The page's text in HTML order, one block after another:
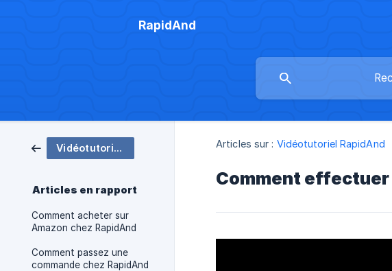
RapidAnd
Vidéotutoriel RapidAnd
Articles en rapport
Comment acheter sur
Amazon chez RapidAnd
Comment passez une
commande chez RapidAnd
Articles sur : Vidéotutoriel RapidAnd
Comment effectuer